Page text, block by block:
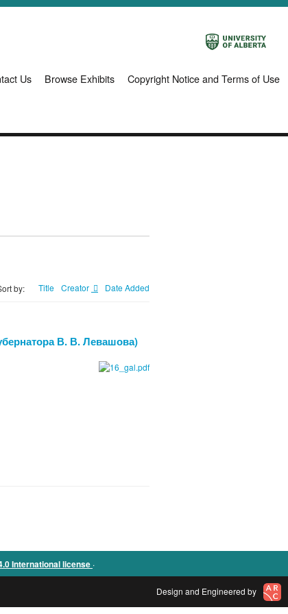
Us Browse Exhibits Copyright Notice and Terms of Use
by: Title Creator Date Added
В. В. Левашова)
International license .
Design and Engineered by